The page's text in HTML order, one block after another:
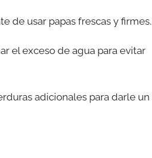
de usar papas frescas y firmes.
el exceso de agua para evitar
adicionales para darle un